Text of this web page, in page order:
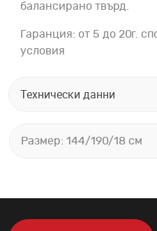
балансирано твърд.
Гаранция: от 5 до 20г.
условия
Технически данни
Размер: 144/190/18 см